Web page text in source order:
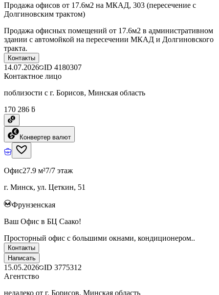
Продажа офисов от 17.6м2 на МКАД, 303 (пересечение с
Долгиновским трактом)
Продажа офисных помещений от 17.6м2 в административном
здании с автомойкой на пересечении МКАД и Долгиновского
тракта.
Контакты
14.07.2026 ID 4180307
Контактное лицо
поблизости с г. Борисов, Минская область
170 286 ƃ
Конвертер валют
Офис27.9 м²7/7 этаж
г. Минск, ул. Цеткин, 51
Фрунзенская
Ваш Офис в БЦ Саако!
Просторный офис с большими окнами, кондиционером..
Контакты
Написать
15.05.2026 ID 3775312
Агентство
недалеко от г. Борисов, Минская область